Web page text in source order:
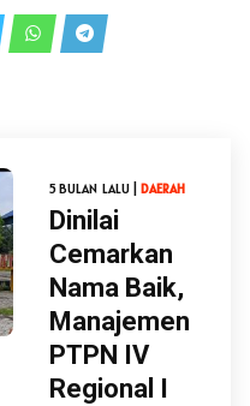
5 BULAN LALU | DAERAH
Dinilai
Cemarkan
Nama Baik,
Manajemen
PTPN IV
Regional I